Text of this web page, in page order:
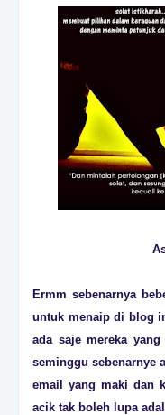
Ermm sebenarnya
untuk menaip di blog
ada saje mereka
seminggu sebenarnye
email yang maki dan
acik tak boleh lupa